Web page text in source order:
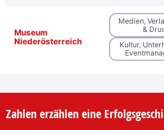
Museum
Niederösterreich
Medien,
&
Kultur,
Zahlen erzählen eine